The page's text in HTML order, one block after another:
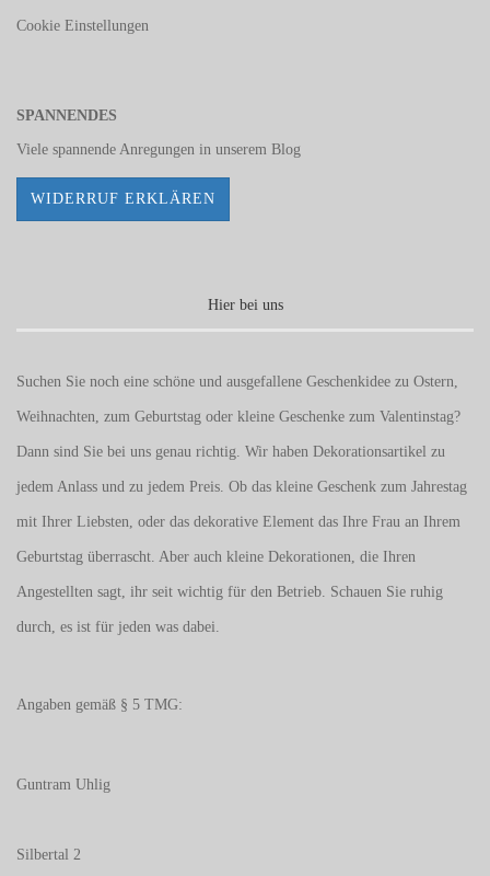
Cookie Einstellungen
SPANNENDES
Viele spannende Anregungen in unserem Blog
WIDERRUF ERKLÄREN
Hier bei uns
Suchen Sie noch eine schöne und ausgefallene Geschenkidee zu Ostern,
Weihnachten, zum Geburtstag oder kleine Geschenke zum Valentinstag?
Dann sind Sie bei uns genau richtig. Wir haben Dekorationsartikel zu
jedem Anlass und zu jedem Preis. Ob das kleine Geschenk zum Jahrestag
mit Ihrer Liebsten, oder das dekorative Element das Ihre Frau an Ihrem
Geburtstag überrascht. Aber auch kleine Dekorationen, die Ihren
Angestellten sagt, ihr seit wichtig für den Betrieb. Schauen Sie ruhig
durch, es ist für jeden was dabei.
Angaben gemäß § 5 TMG:
Guntram Uhlig
Silbertal 2